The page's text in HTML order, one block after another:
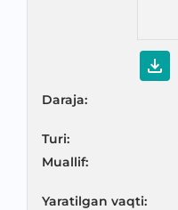
Daraja:
Turi:
Muallif:
Yaratilgan vaqti: